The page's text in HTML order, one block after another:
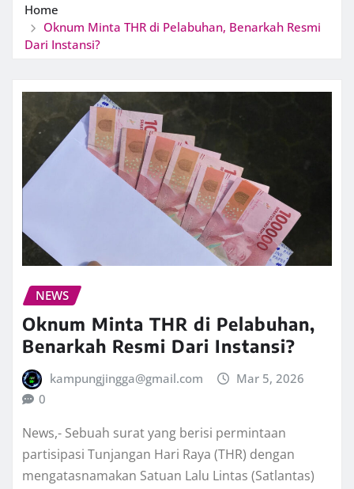
Home
Oknum Minta THR di Pelabuhan, Benarkah Resmi
Dari Instansi?
NEWS
Oknum Minta THR di Pelabuhan,
Benarkah Resmi Dari Instansi?
kampungjingga@gmail.com
Mar 5, 2026
0
News,- Sebuah surat yang berisi permintaan
partisipasi Tunjangan Hari Raya (THR) dengan
mengatasnamakan Satuan Lalu Lintas (Satlantas)